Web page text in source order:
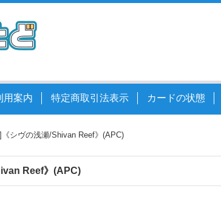
用案内 特定商取引法表示 カードの状態
シヴの浅瀬/Shivan Reef》(APC)
Reef》(APC)